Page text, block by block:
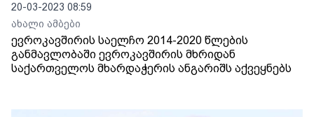
20-03-2023 08:59
ახალი ამბები
ევროკავშირის საელჩო 2014-2020 წლების
განმავლობაში ევროკავშირის მხრიდან
საქართველოს მხარდაჭერის ანგარიშს აქვეყნებს